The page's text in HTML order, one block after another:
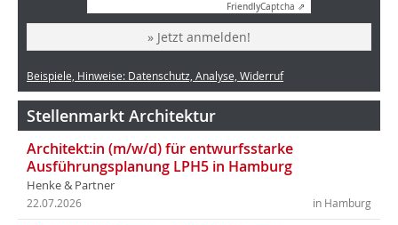
FriendlyCaptcha ⇗
» Jetzt anmelden!
Beispiele, Hinweise: Datenschutz, Analyse, Widerruf
Stellenmarkt Architektur
Architekt:in (m/w/d) für entwurfsstarke
Ausführungsplanung LPH5 in Hamburg
Henke & Partner
in Hamburg
22.07.2026